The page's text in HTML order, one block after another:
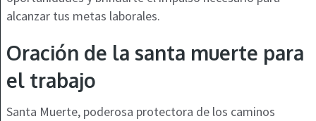
alcanzar tus metas laborales.
Oración de la santa muerte para
el trabajo
Santa Muerte, poderosa protectora de los caminos